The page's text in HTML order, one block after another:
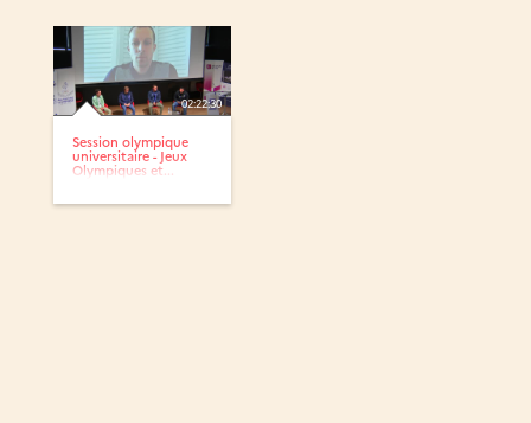
02:22:30
Session olympique
universitaire - Jeux
Olympiques et...